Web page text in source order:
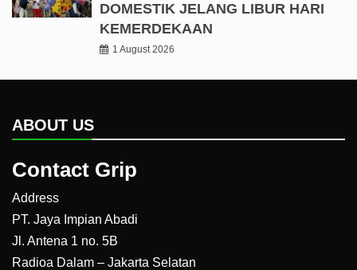
DOMESTIK JELANG LIBUR HARI
KEMERDEKAAN
1 August 2026
ABOUT US
Contact Grip
Address
PT. Jaya Impian Abadi
Jl. Antena 1 no. 5B
Radioa Dalam – Jakarta Selatan